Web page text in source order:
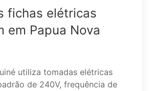
fichas elétricas
em Papua Nova
utiliza tomadas elétricas
de 240V, frequência de